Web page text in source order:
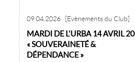
09.04.2026 [Evènements du Club]
MARDI DE L'URBA 14 AVRIL
« SOUVERAINETÉ &
DÉPENDANCE »